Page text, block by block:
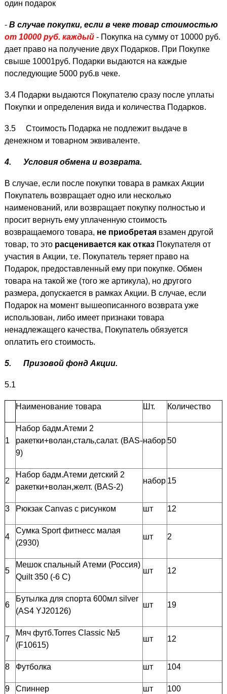
один подарок
- В случае покупки, если в чеке товар стоимостью
от 10000 руб. каждый - Покупка на сумму от 10000 руб.
дает право на получение двух Подарков. При Покупке
свыше 10001руб. Подарки выдаются на каждые
последующие 5000 руб.в чеке.
3.4 Подарки выдаются Покупателю сразу после уплаты
Покупки и определения вида и количества Подарков.
3.5 Стоимость Подарка не подлежит выдаче в
денежном и товарном эквиваленте.
4. Условия обмена и возврата.
В случае, если после покупки товара в рамках Акции
Покупатель возвращает одно или несколько
наименований, или возвращает покупку полностью и
просит вернуть ему уплаченную стоимость
возвращаемого товара, не приобретая взамен другой
товар, то это расценивается как отказ Покупателя от
участия в Акции, т.е. Покупатель теряет право на
Подарок, предоставленный ему при покупке. Обмен
товара на такой же (того же артикула), но другого
размера, допускается в рамках Акции. В случае, если
Подарок на момент вышеописанного возврата уже
использован, либо имеет признаки товара
ненадлежащего качества, Покупатель обязуется
оплатить его стоимость.
5. Призовой фонд Акции.
5.1
Наименование товара Шт. Количество
1
Набор бадм.Атеми 2
ракетки+волан,сталь,салат. (BAS-
9)
набор50
2
Набор бадм.Атеми детский 2
ракетки+волан,желт. (BAS-2)
набор 15
3 Рюкзак Canvas с рисунком шт 12
4
Сумка Sport фитнесс малая
(2930)
шт 2
5
Мешок спальный Атеми (Россия)
Quilt 350 (-6 C)
шт 12
6
Бутылка для спорта 600мл silver
(AS4 YJ20126)
шт 19
7
Мяч футб.Torres Classic №5
(F10615)
шт 12
8 Футболка шт 104
9 Спиннер шт 100